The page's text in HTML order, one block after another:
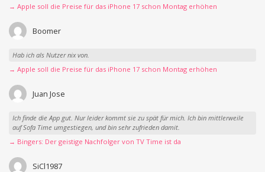
→ Apple soll die Preise für das iPhone 17 schon Montag erhöhen
Boomer
Hab ich als Nutzer nix von.
→ Apple soll die Preise für das iPhone 17 schon Montag erhöhen
Juan Jose
Ich finde die App gut. Nur leider kommt sie zu spät für mich. Ich bin mittlerweile
auf Sofa Time umgestiegen, und bin sehr zufrieden damit.
→ Bingers: Der geistige Nachfolger von TV Time ist da
SiCl1987